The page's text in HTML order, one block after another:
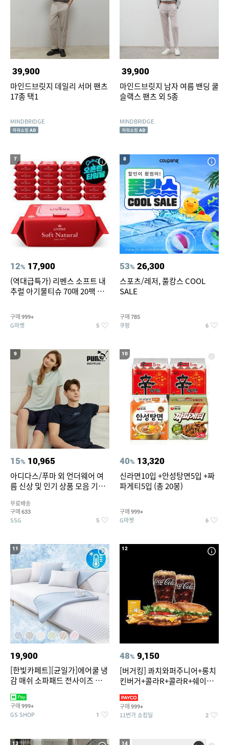
39,900
마인드브릿지 데일리 서머 팬츠
17종 택1
MINDBRIDGE
39,900
마인드브릿지 남자 여름 밴딩 쿨
슬랙스 팬츠 외 5종
MINDBRIDGE
7
12% 17,900
(역대급특가) 리벤스 소프트 내
추럴 아기물티슈 70매 20팩 캡
구매 999+
G마켓 5
8
53% 26,300
스포츠/레저, 풀캉스 COOL
SALE
구매 785
쿠팡 6
9
15% 10,965
아디다스/푸마 외 언더웨어 여
름 신상 및 인기 상품 모음 기획
무료배송
구매 633
SSG 5
10
40% 13,320
신라면10입 +안성탕면5입 +짜
파게티5입 (총 20봉)
구매 999+
G마켓 6
11
19,900
[한빛카페트][균일가]에어쿨 냉
감 매쉬 소파패드 전사이즈 균일
구매 999+
GS SHOP 1
12
48% 9,150
[버거킹] 콰치와퍼주니어+롱치
킨버거+콜라R+콜라R+쉐이킹
구매 999+
11번가 쇼킹딜 2
13 14